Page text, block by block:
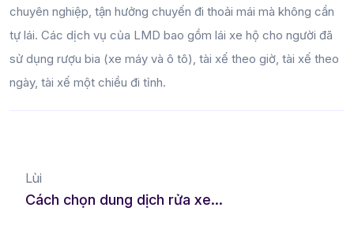
chuyên nghiệp, tận hưởng chuyến đi thoải mái mà không cần
tự lái. Các dịch vụ của LMD bao gồm lái xe hộ cho người đã
sử dụng rượu bia (xe máy và ô tô), tài xế theo giờ, tài xế theo
ngày, tài xế một chiều đi tỉnh.
Lùi
Cách chọn dung dịch rửa xe không hại sơn